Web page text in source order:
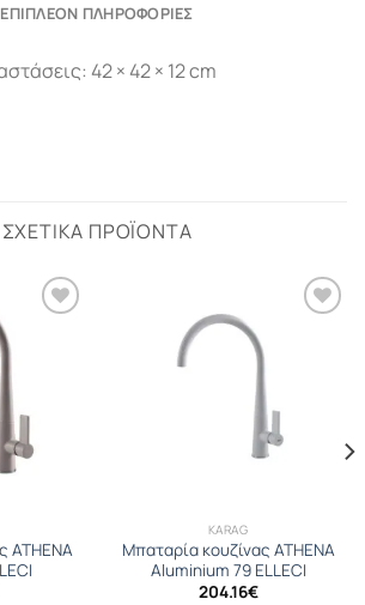
ΕΠΙΠΛΈΟΝ ΠΛΗΡΟΦΟΡΊΕΣ
42 × 42 × 12 cm
ΣΧΕΤΙΚΆ ΠΡΟΪΌΝΤΑ
ATHENA
KARAG
Μπαταρία κουζίνας ATHENA
Aluminium 79 ELLECI
204.16€